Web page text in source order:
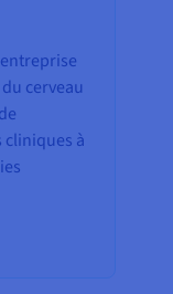
cerveau
cliniques à